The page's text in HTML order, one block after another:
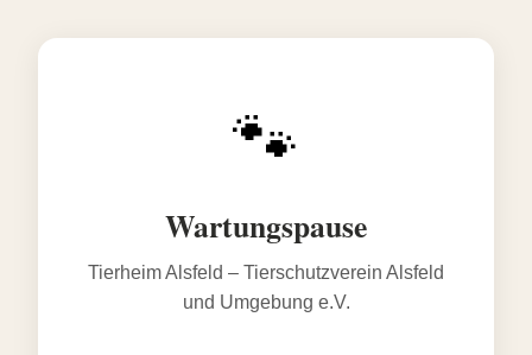
🐾
Wartungspause
Tierheim Alsfeld – Tierschutzverein Alsfeld
und Umgebung e.V.